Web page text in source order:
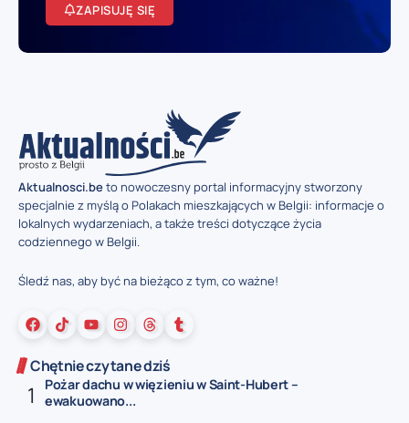
ZAPISUJĘ SIĘ
Aktualnosci.beto nowoczesny portal informacyjny stworzony
specjalnie z myślą o Polakach mieszkających w Belgii: informacje o
lokalnych wydarzeniach, a także treści dotyczące życia
codziennego w Belgii.
Śledź nas, aby być na bieżąco z tym, co ważne!
Chętnie czytane dziś
Pożar dachu w więzieniu w Saint-Hubert –
ewakuowano...